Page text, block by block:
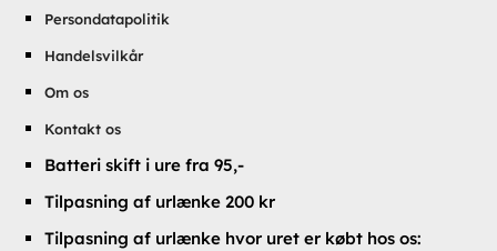
Persondatapolitik
Handelsvilkår
Om os
Kontakt os
Batteri skift i ure fra 95,-
Tilpasning af urlænke 200 kr
Tilpasning af urlænke hvor uret er købt hos os: